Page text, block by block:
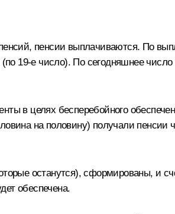
пенсии выплачиваются. По
19-е число). По сегодняшнее
в целях бесперебойного
на половину) получали пенсии
останутся), сформированы, и
обеспечена.